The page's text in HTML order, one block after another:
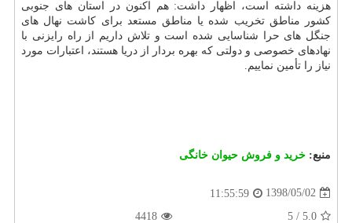
هزینه داشته است، اظهار داشت: هم اكنون در استان های جنوبی
كشور مناطق تخریب شده یا مناطق مستعد برای كاشت نهال های
جنگل های حرا شناسایی شده است و تلاش داریم از راه رایزنی با
نهادهای خصوصی و دولتی كه بهره بردار از دریا هستند، اعتبارات مورد
نیاز را تأمین نماییم.
منبع: خرید و فروش حیوان خانگی
1398/05/02
11:55:59
5.0
/
5
4418